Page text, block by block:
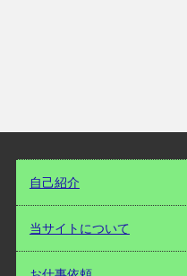
自己紹介
当サイトについて